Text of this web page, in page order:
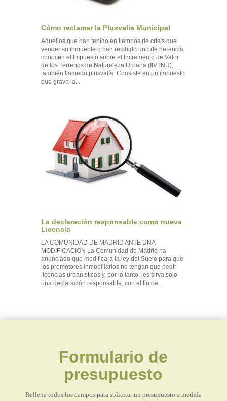
Cómo reclamar la Plusvalía Municipal
Aquellos que han tenido en tiempos de crisis que
vender su inmueble o han recibido uno de herencia
conocen el Impuesto sobre el Incremento de Valor
de los Terrenos de Naturaleza Urbana (IIVTNU),
también llamado plusvalía. Consiste en un impuesto
que grava la...
La declaración responsable como nueva
Licencia
LA COMUNIDAD DE MADRID ANTE UNA
MODIFICACIÓN La Comunidad de Madrid ha
anunciado que modificará la ley del Suelo para que
los promotores inmobiliarios no tengan que pedir
licencias urbanísticas y, por lo tanto, les sirva solo
una declaración responsable, con el fin de...
Formulario de
presupuesto
Rellena todos los campos para solicitar un presupuesto a medida